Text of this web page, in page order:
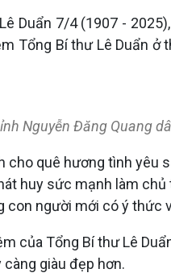
Duẩn 7/4 (1907 -
Tổng Bí thư Lê Duẩn ở
Nguyễn Đăng Quang
cho quê hương tình
huy sức mạnh làm
người mới có ý thức
của Tổng Bí thư Lê
giàu đẹp hơn.